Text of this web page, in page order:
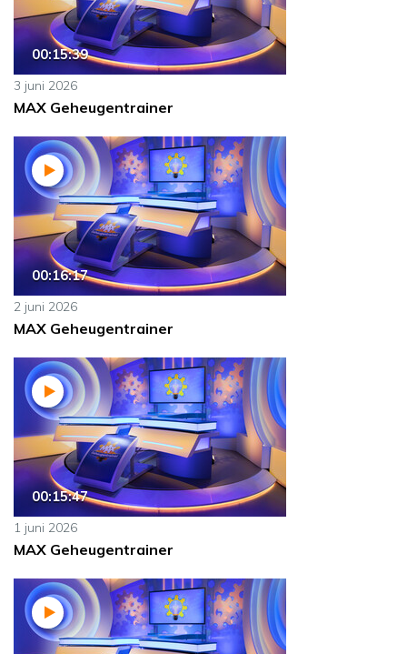
00:15:39
3 juni 2026
MAX Geheugentrainer
00:16:17
2 juni 2026
MAX Geheugentrainer
00:15:47
1 juni 2026
MAX Geheugentrainer